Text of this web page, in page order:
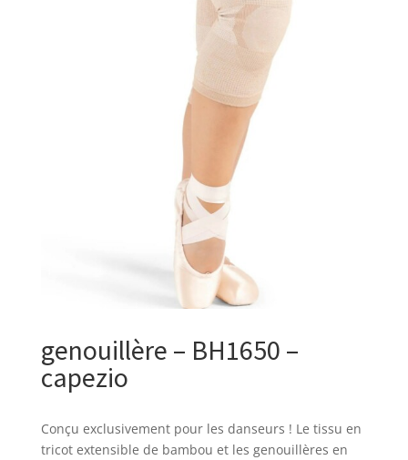
genouillère – BH1650 –
capezio
Conçu exclusivement pour les danseurs ! Le tissu en
tricot extensible de bambou et les genouillères en